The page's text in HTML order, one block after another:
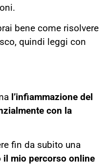
bene come risolvere
quindi leggi con
l’infiammazione del
con la
fin da subito una
il mio percorso online